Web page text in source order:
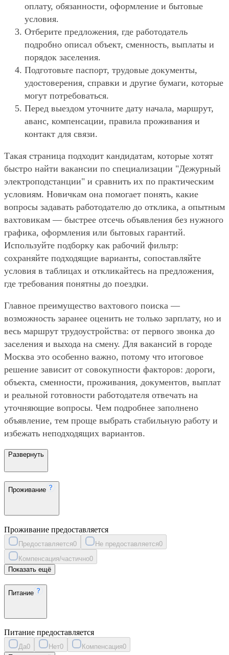
оплату, обязанности, оформление и бытовые
условия.
Отберите предложения, где работодатель
подробно описал объект, сменность, выплаты и
порядок заселения.
Подготовьте паспорт, трудовые документы,
удостоверения, справки и другие бумаги, которые
могут потребоваться.
Перед выездом уточните дату начала, маршрут,
аванс, компенсации, правила проживания и
контакт для связи.
Такая страница подходит кандидатам, которые хотят
быстро найти вакансии по специализации "Дежурный
электроподстанции" и сравнить их по практическим
условиям. Новичкам она помогает понять, какие
вопросы задавать работодателю до отклика, а опытным
вахтовикам — быстрее отсечь объявления без нужного
графика, оформления или бытовых гарантий.
Используйте подборку как рабочий фильтр:
сохраняйте подходящие варианты, сопоставляйте
условия в таблицах и откликайтесь на предложения,
где требования понятны до поездки.
Главное преимущество вахтового поиска —
возможность заранее оценить не только зарплату, но и
весь маршрут трудоустройства: от первого звонка до
заселения и выхода на смену. Для вакансий в городе
Москва это особенно важно, потому что итоговое
решение зависит от совокупности факторов: дороги,
объекта, сменности, проживания, документов, выплат
и реальной готовности работодателя отвечать на
уточняющие вопросы. Чем подробнее заполнено
объявление, тем проще выбрать стабильную работу и
избежать неподходящих вариантов.
Развернуть
Проживание
Проживание предоставляется
Предоставляется0 Не предоставляется0
Компенсация/частично0
Показать ещё
Питание
Питание предоставляется
Да0 Нет0 Компенсация0